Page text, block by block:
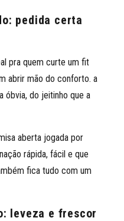
pedida certa
pra quem curte um fit
abrir mão do conforto. a
óbvia, do jeitinho que a
aberta jogada por
rápida, fácil e que
fica tudo com um
leveza e frescor